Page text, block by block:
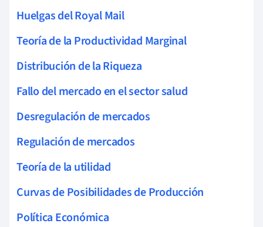
Huelgas del Royal Mail
Teoría de la Productividad Marginal
Distribución de la Riqueza
Fallo del mercado en el sector salud
Desregulación de mercados
Regulación de mercados
Teoría de la utilidad
Curvas de Posibilidades de Producción
Política Económica